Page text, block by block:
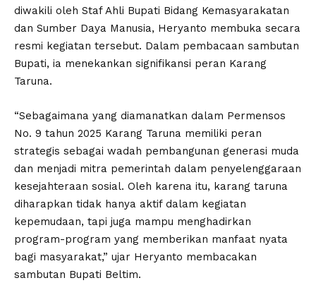
diwakili oleh Staf Ahli Bupati Bidang Kemasyarakatan
dan Sumber Daya Manusia, Heryanto membuka secara
resmi kegiatan tersebut. Dalam pembacaan sambutan
Bupati, ia menekankan signifikansi peran Karang
Taruna.
“Sebagaimana yang diamanatkan dalam Permensos
No. 9 tahun 2025 Karang Taruna memiliki peran
strategis sebagai wadah pembangunan generasi muda
dan menjadi mitra pemerintah dalam penyelenggaraan
kesejahteraan sosial. Oleh karena itu, karang taruna
diharapkan tidak hanya aktif dalam kegiatan
kepemudaan, tapi juga mampu menghadirkan
program-program yang memberikan manfaat nyata
bagi masyarakat,” ujar Heryanto membacakan
sambutan Bupati Beltim.